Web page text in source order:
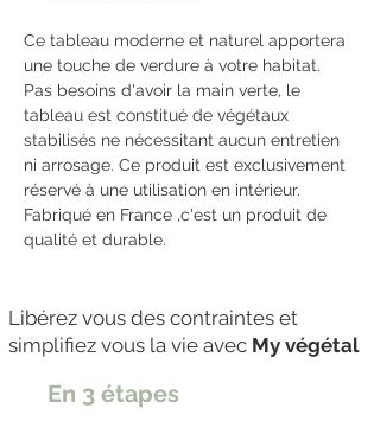
Ce tableau moderne et naturel apportera
une touche de verdure à votre habitat.
Pas besoins d'avoir la main verte, le
tableau est constitué de végétaux
stabilisés ne nécessitant aucun entretien
ni arrosage. Ce produit est exclusivement
réservé à une utilisation en intérieur.
Fabriqué en France ,c'est un produit de
qualité et durable.
Libérez vous des contraintes et
simplifiez vous la vie avec My végétal
En 3 étapes